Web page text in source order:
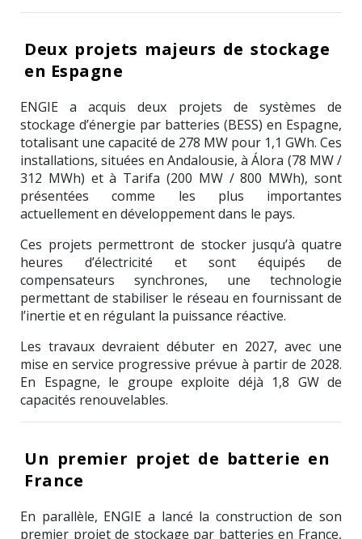
Deux projets majeurs de stockage
en Espagne
ENGIE a acquis deux projets de systèmes de
stockage d’énergie par batteries (BESS) en Espagne,
totalisant une capacité de 278 MW pour 1,1 GWh. Ces
installations, situées en Andalousie, à Álora (78 MW /
312 MWh) et à Tarifa (200 MW / 800 MWh), sont
présentées comme les plus importantes
actuellement en développement dans le pays.
Ces projets permettront de stocker jusqu’à quatre
heures d’électricité et sont équipés de
compensateurs synchrones, une technologie
permettant de stabiliser le réseau en fournissant de
l’inertie et en régulant la puissance réactive.
Les travaux devraient débuter en 2027, avec une
mise en service progressive prévue à partir de 2028.
En Espagne, le groupe exploite déjà 1,8 GW de
capacités renouvelables.
Un premier projet de batterie en
France
En parallèle, ENGIE a lancé la construction de son
premier projet de stockage par batteries en France,